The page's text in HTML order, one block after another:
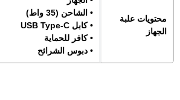
محتويات علبة
الجهاز
• الشاحن (35 واط)
• كابل USB Type-C
• كافر للحماية
• دبوس الشرائح